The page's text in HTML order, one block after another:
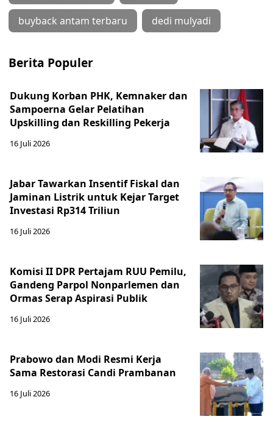
buyback antam terbaru dedi mulyadi
Berita Populer
Dukung Korban PHK, Kemnaker dan
Sampoerna Gelar Pelatihan
Upskilling dan Reskilling Pekerja
16 Juli 2026
Jabar Tawarkan Insentif Fiskal dan
Jaminan Listrik untuk Kejar Target
Investasi Rp314 Triliun
16 Juli 2026
Komisi II DPR Pertajam RUU Pemilu,
Gandeng Parpol Nonparlemen dan
Ormas Serap Aspirasi Publik
16 Juli 2026
Prabowo dan Modi Resmi Kerja
Sama Restorasi Candi Prambanan
16 Juli 2026